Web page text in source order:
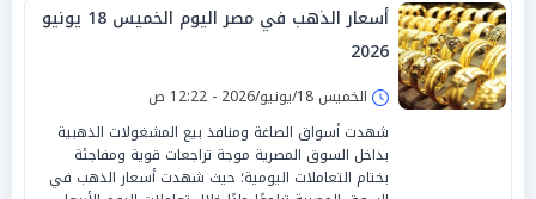
أسعار الذهب في مصر اليوم الخميس 18 يونيو
2026
الخميس 18/يونيو/2026 - 12:22 ص
شهدت أسواق الصاغة ومنافذ بيع المشغولات الذهبية
بداخل السوق المصرية موجة تراجعات قوية ومفاجئة
بختام التعاملات اليومية؛ حيث شهدت أسعار الذهب في